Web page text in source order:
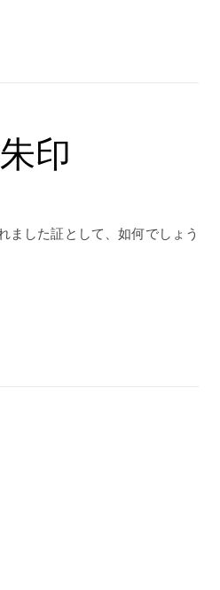
印
ました証として、如何でしょう